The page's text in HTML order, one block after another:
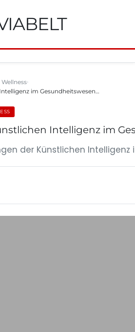
im Gesundheitswesen…
Intelligenz im
der Künstlichen